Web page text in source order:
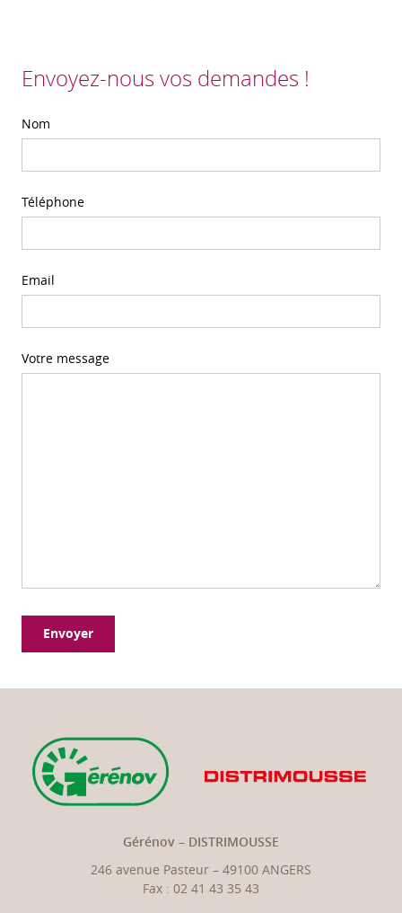
Envoyez-nous vos demandes !
Nom
Téléphone
Email
Votre message
Gérénov – DISTRIMOUSSE
246 avenue Pasteur – 49100 ANGERS
Fax : 02 41 43 35 43